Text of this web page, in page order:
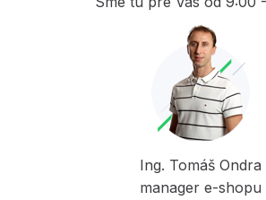
Ing. Tomáš Ondra
manager e-shopu